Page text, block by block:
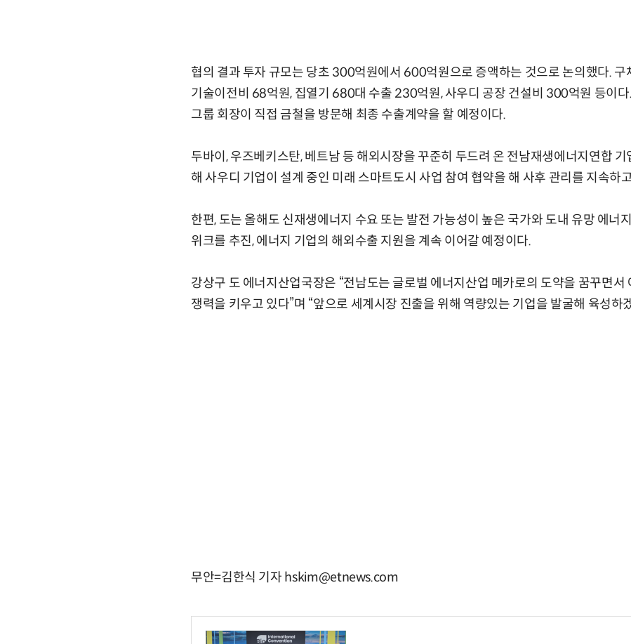
협의 결과 투자 규모는 당초 300억원에서 600억원으로 증액하는 것으로 논의했다. 구
기술이전비 68억원, 집열기 680대 수출 230억원, 사우디 공장 건설비 300억원 등이
그룹 회장이 직접 금철을 방문해 최종 수출계약을 할 예정이다.
두바이, 우즈베키스탄, 베트남 등 해외시장을 꾸준히 두드려 온 전남재생에너지연합 기
해 사우디 기업이 설계 중인 미래 스마트도시 사업 참여 협약을 해 사후 관리를 지속하
한편, 도는 올해도 신재생에너지 수요 또는 발전 가능성이 높은 국가와 도내 유망 에너
위크를 추진, 에너지 기업의 해외수출 지원을 계속 이어갈 예정이다.
강상구 도 에너지산업국장은 “전남도는 글로벌 에너지산업 메카로의 도약을 꿈꾸면서
쟁력을 키우고 있다”며 “앞으로 세계시장 진출을 위해 역량있는 기업을 발굴해 육성하
무안=김한식 기자 hskim@etnews.com